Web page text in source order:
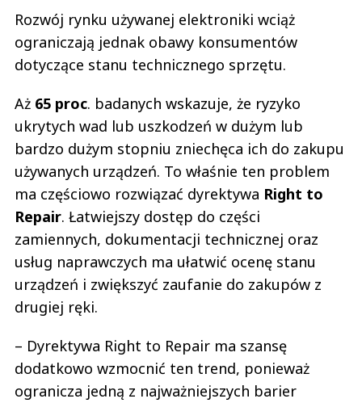
Rozwój rynku używanej elektroniki wciąż
ograniczają jednak obawy konsumentów
dotyczące stanu technicznego sprzętu.
Aż 65 proc. badanych wskazuje, że ryzyko
ukrytych wad lub uszkodzeń w dużym lub
bardzo dużym stopniu zniechęca ich do zakupu
używanych urządzeń. To właśnie ten problem
ma częściowo rozwiązać dyrektywa Right to
Repair. Łatwiejszy dostęp do części
zamiennych, dokumentacji technicznej oraz
usług naprawczych ma ułatwić ocenę stanu
urządzeń i zwiększyć zaufanie do zakupów z
drugiej ręki.
– Dyrektywa Right to Repair ma szansę
dodatkowo wzmocnić ten trend, ponieważ
ogranicza jedną z najważniejszych barier